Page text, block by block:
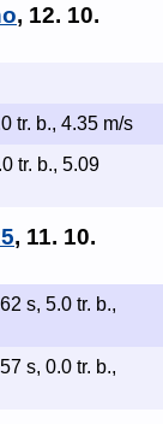
, 12. 10.
tr. b., 4.35 m/s
tr. b., 5.09
, 11. 10.
s, 5.0 tr. b.,
s, 0.0 tr. b.,